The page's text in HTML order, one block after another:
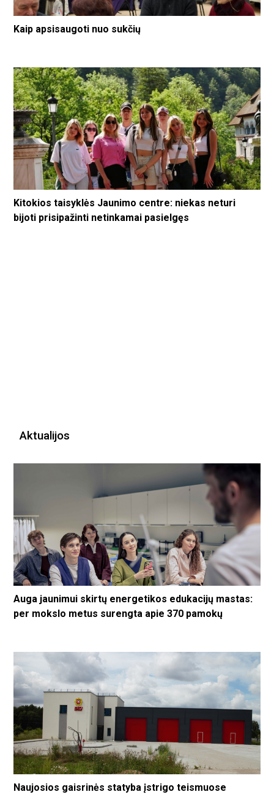
Kaip apsisaugoti nuo sukčių
Kitokios taisyklės Jaunimo centre: niekas neturi
bijoti prisipažinti netinkamai pasielgęs
Aktualijos
Auga jaunimui skirtų energetikos edukacijų mastas:
per mokslo metus surengta apie 370 pamokų
Naujosios gaisrinės statyba įstrigo teismuose